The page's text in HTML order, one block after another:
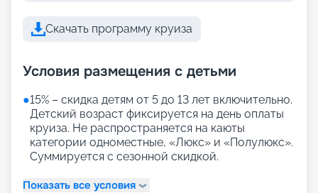
Скачать программу круиза
Условия размещения с детьми
●15% – скидка детям от 5 до 13 лет включительно.
Детский возраст фиксируется на день оплаты
круиза. Не распространяется на каюты
категории одноместные, «Люкс» и «Полулюкс».
Суммируется с сезонной скидкой.
Показать все условия